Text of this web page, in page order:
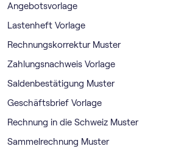
Angebotsvorlage
Lastenheft Vorlage
Rechnungskorrektur Muster
Zahlungsnachweis Vorlage
Saldenbestätigung Muster
Geschäftsbrief Vorlage
Rechnung in die Schweiz Muster
Sammelrechnung Muster